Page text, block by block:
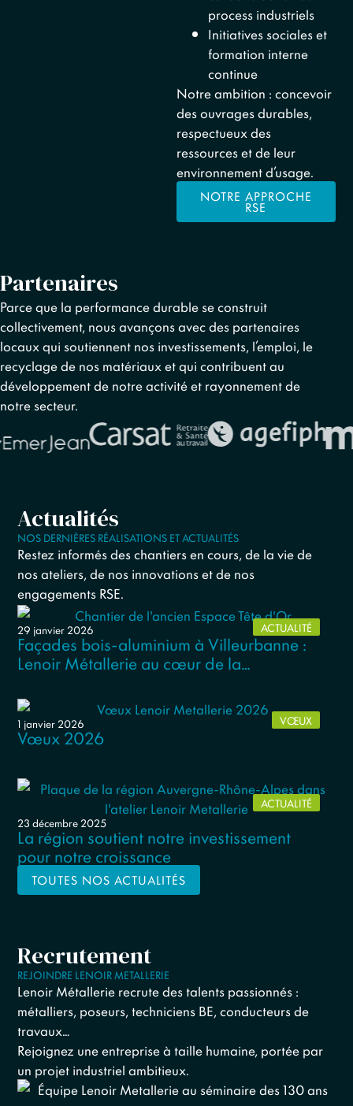
process industriels
Initiatives sociales et
formation interne
continue
Notre ambition : concevoir
des ouvrages durables,
respectueux des
ressources et de leur
environnement d’usage.
NOTRE APPROCHE
RSE
Partenaires
Parce que la performance durable se construit
collectivement, nous avançons avec des partenaires
locaux qui soutiennent nos investissements, l’emploi, le
recyclage de nos matériaux et qui contribuent au
développement de notre activité et rayonnement de
notre secteur.
Actualités
NOS DERNIÈRES RÉALISATIONS ET ACTUALITÉS
Restez informés des chantiers en cours, de la vie de
nos ateliers, de nos innovations et de nos
engagements RSE.
ACTUALITÉ
29 janvier 2026
Façades bois-aluminium à Villeurbanne :
Lenoir Métallerie au cœur de la
d’Or
VŒUX
1 janvier 2026
Vœux 2026
ACTUALITÉ
23 décembre 2025
La région soutient notre investissement
pour notre croissance
TOUTES NOS ACTUALITÉS
Recrutement
REJOINDRE LENOIR METALLERIE
Lenoir Métallerie recrute des talents passionnés :
métalliers, poseurs, techniciens BE, conducteurs de
travaux…
Rejoignez une entreprise à taille humaine, portée par
un projet industriel ambitieux.